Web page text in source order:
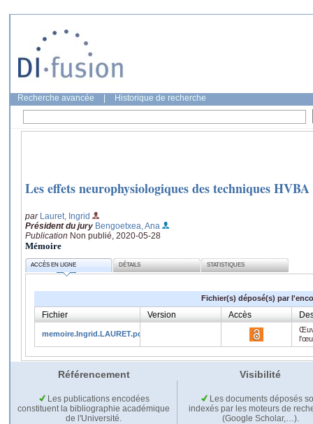
Recherche avancée Historique de recherche
Les effets neurophysiologiques des techniques
par Lauret, Ingrid
Président du jury Bengoetxea, Ana
Publication Non publié, 2020-05-28
Mémoire
ACCÈS EN LIGNE DÉTAILS STATISTIQUES
Fichier(s) déposé(s) par
Fichier Version Accès
memoire.Ingrid.LAURET.pdf
Référencement Visibilité
Les publications encodées
constituent la bibliographie académique
de l'Université.
Les documents déposés
indexés par les moteurs de
(Google Scholar,…).